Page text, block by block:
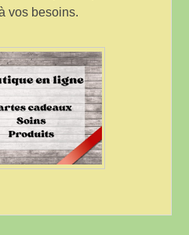
vos besoins.